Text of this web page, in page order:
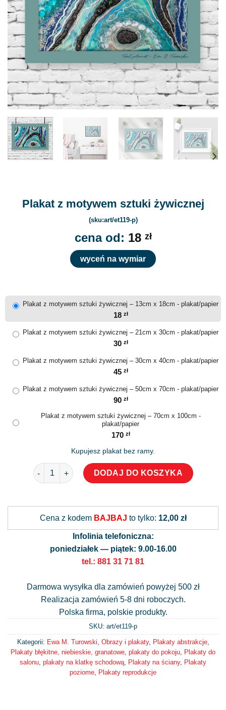
Plakat z motywem sztuki żywicznej
(sku:art/et119-p)
cena od: 18 zł
wyceń na wymiar
Plakat z motywem sztuki żywicznej – 13cm x 18cm - plakat/papier
18 zł
Plakat z motywem sztuki żywicznej – 21cm x 30cm - plakat/papier
30 zł
Plakat z motywem sztuki żywicznej – 30cm x 40cm - plakat/papier
45 zł
Plakat z motywem sztuki żywicznej – 50cm x 70cm - plakat/papier
90 zł
Plakat z motywem sztuki żywicznej – 70cm x 100cm -
plakat/papier
170 zł
Kupujesz plakat bez ramy.
ilość Plakat z motywem sztuki żywicznej
DODAJ DO KOSZYKA
Cena z kodem BAJBAJ to tylko: 12,00 zł
Infolinia telefoniczna:
poniedziałek — piątek: 9.00-16.00
tel.: 881 31 71 81
Darmowa wysyłka dla zamówień powyżej 500 zł
Realizacja zamówień 5-8 dni roboczych.
Polska firma, polskie produkty.
SKU: art/et119-p
Kategorii: Ewa M. Turowski Obrazy i plakaty, Plakaty abstrakcje,
Plakaty błękitne, niebieskie, granatowe plakaty do pokoju
Plakaty do
salonu plakaty na klatkę schodową Plakaty na ściany, Plakaty
poziome
Plakaty reprodukcje